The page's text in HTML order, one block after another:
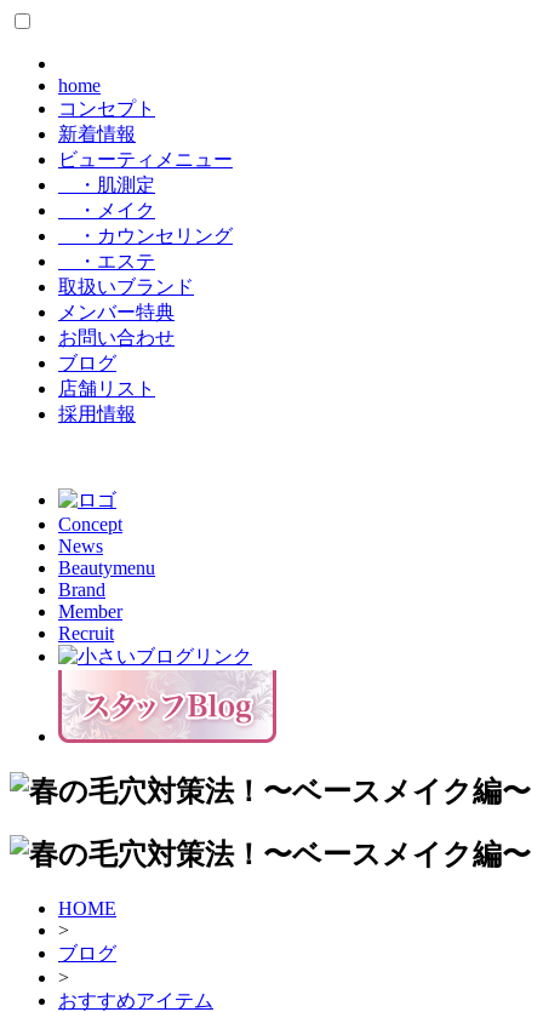
home
コンセプト
新着情報
ビューティメニュー
・肌測定
・メイク
・カウンセリング
・エステ
取扱いブランド
メンバー特典
お問い合わせ
ブログ
店舗リスト
採用情報
Concept
News
Beautymenu
Brand
Member
Recruit
HOME
>
ブログ
>
おすすめアイテム